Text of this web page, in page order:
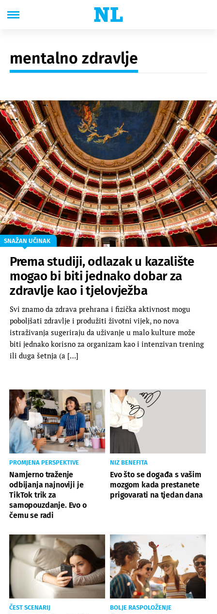
mentalno zdravlje
SNAŽAN UČINAK
Prema studiji, odlazak u kazalište
mogao bi biti jednako dobar za
zdravlje kao i tjelovježba
Svi znamo da zdrava prehrana i fizička aktivnost mogu
poboljšati zdravlje i produžiti životni vijek, no nova
istraživanja sugeriraju da uživanje u malo kulture može
biti jednako korisno za organizam kao i intenzivan trening
ili duga šetnja (a […]
PROMJENA PERSPEKTIVE
Namjerno traženje
odbijanja najnoviji je
TikTok trik za
samopouzdanje. Evo o
čemu se radi
NIZ BENEFITA
Evo što se događa s vašim
mozgom kada prestanete
prigovarati na tjedan dana
ČEST SCENARIJ BOLJE RASPOLOŽENJE